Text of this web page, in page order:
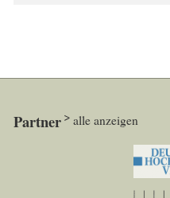
Partner alle anzeigen